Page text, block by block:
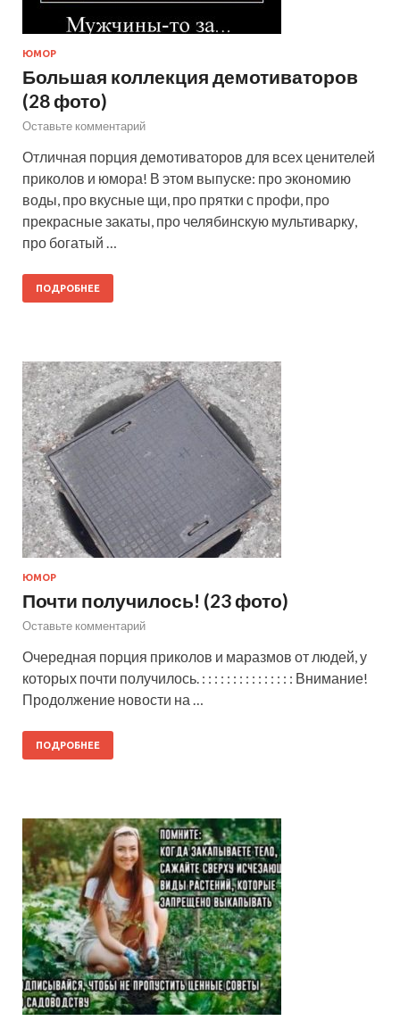
ЮМОР
Большая коллекция демотиваторов
(28 фото)
Оставьте комментарий
Отличная порция демотиваторов для всех ценителей
приколов и юмора! В этом выпуске: про экономию
воды, про вкусные щи, про прятки с профи, про
прекрасные закаты, про челябинскую мультиварку,
про богатый …
ПОДРОБНЕЕ
ЮМОР
Почти получилось! (23 фото)
Оставьте комментарий
Очередная порция приколов и маразмов от людей, у
которых почти получилось. : : : : : : : : : : : : : : : Внимание!
Продолжение новости на …
ПОДРОБНЕЕ